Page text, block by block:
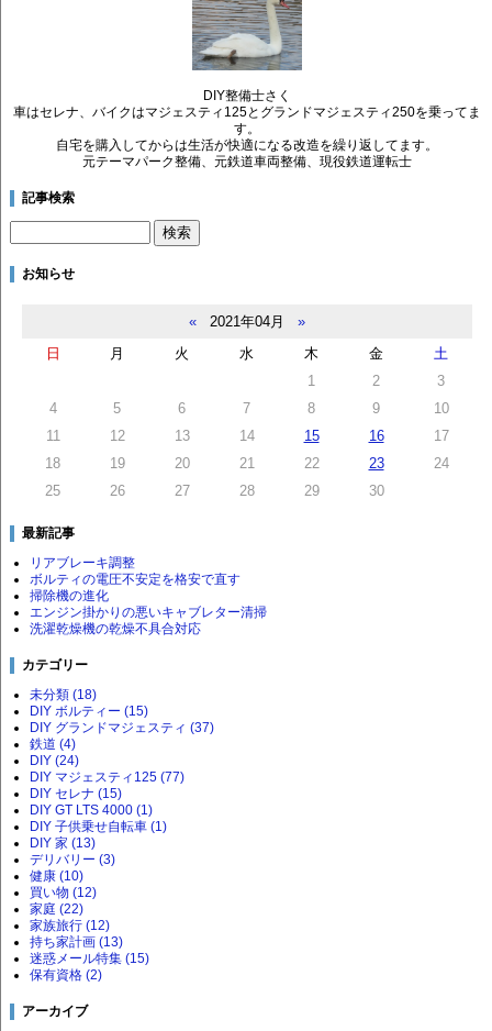
DIY整備士さく
車はセレナ、バイクはマジェスティ125とグランドマジェスティ250を乗ってま
す。
自宅を購入してからは生活が快適になる改造を繰り返してます。
元テーマパーク整備、元鉄道車両整備、現役鉄道運転士
記事検索
お知らせ
« 2021年04月
»
日
月 火 水 木 金
土
1
2
3
4
5 6 7 8 9
10
11
12 13 14 15 16
17
18
19 20 21 22 23
24
25
26 27 28 29 30
最新記事
リアブレーキ調整
ボルティの電圧不安定を格安で直す
掃除機の進化
エンジン掛かりの悪いキャブレター清掃
洗濯乾燥機の乾燥不具合対応
カテゴリー
未分類 (18)
DIY ボルティー (15)
DIY グランドマジェスティ (37)
鉄道 (4)
DIY (24)
DIY マジェスティ125 (77)
DIY セレナ (15)
DIY GT LTS 4000 (1)
DIY 子供乗せ自転車 (1)
DIY 家 (13)
デリバリー (3)
健康 (10)
買い物 (12)
家庭 (22)
家族旅行 (12)
持ち家計画 (13)
迷惑メール特集 (15)
保有資格 (2)
アーカイブ